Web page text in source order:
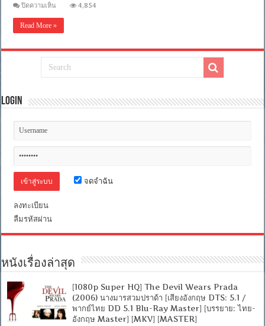
แท้
From
Ray
[บรรยาย
+
PGS
ปิดความเห็น
1080P]
of
(2020)
ล่า
ค
เริด
มาสเตอร์
อังกฤษ
5.1]
ไทย
+
อังกฤษ]
[MKV]
4,854
Read More »
Login
จดจำฉัน
ลงทะเบียน
ลืมรหัสผ่าน
หนังเรื่องล่าสุด
[1080p Super HQ] The Devil Wears Prada
(2006) นางมารสวมปราด้า [เสียงอังกฤษ DTS: 5.1 /
พากย์ไทย DD 5.1 Blu-Ray Master] [บรรยาย: ไทย-
อังกฤษ Master] [MKV] [MASTER]